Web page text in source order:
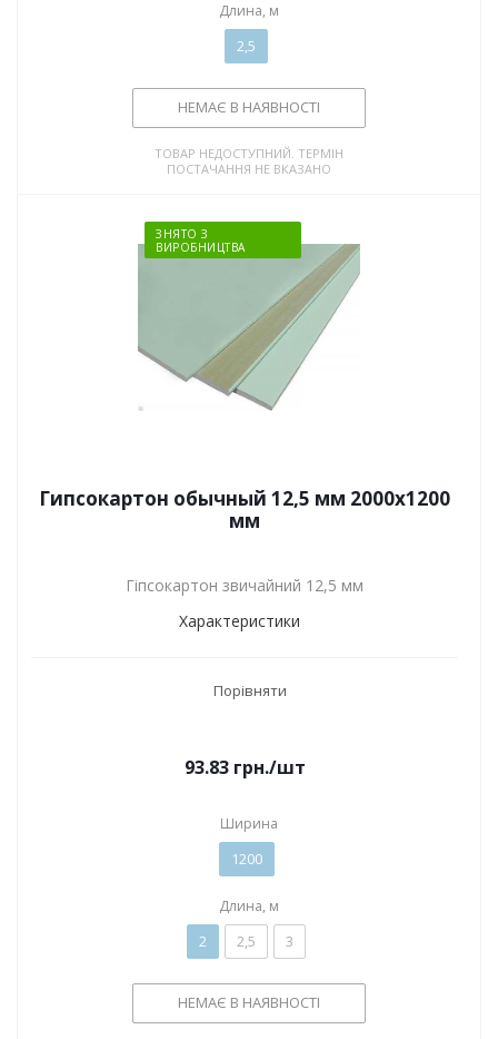
Длина, м
2,5
НЕМАЄ В НАЯВНОСТІ
ТОВАР НЕДОСТУПНИЙ. ТЕРМІН
ПОСТАЧАННЯ НЕ ВКАЗАНО
ЗНЯТО З
ВИРОБНИЦТВА
Гипсокартон обычный 12,5 мм 2000x1200
мм
Гіпсокартон звичайний 12,5 мм
Характеристики
Порівняти
93.83 грн./шт
Ширина
1200
Длина, м
2 2,5 3
НЕМАЄ В НАЯВНОСТІ